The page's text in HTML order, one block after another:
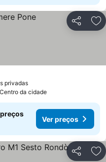
Partilhar
privadas
da cidade
Ver preços
Partilhar